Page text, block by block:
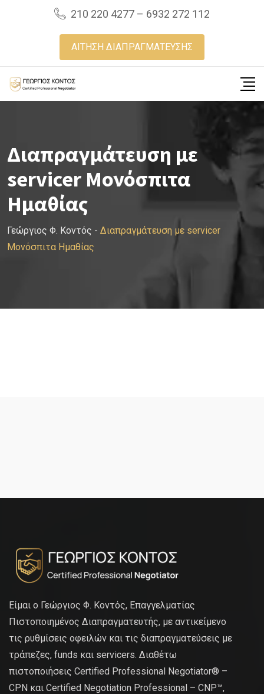
210 220 4277 – 6932 272 112
ΑΙΤΗΣΗ ΔΙΑΠΡΑΓΜΑΤΕΥΣΗΣ
Διαπραγμάτευση με
servicer Μονόσπιτα
Ημαθίας
Γεώργιος Φ. Κοντός - Διαπραγμάτευση με servicer
Μονόσπιτα Ημαθίας
Είμαι ο Γεώργιος Φ. Κοντός, Επαγγελματίας
Πιστοποιημένος Διαπραγματευτής, με αντικείμενο
τις ρυθμίσεις οφειλών και τις διαπραγματεύσεις με
τράπεζες, funds και servicers. Διαθέτω
πιστοποιήσεις Certified Professional Negotiator® –
CPN και Certified Negotiation Professional – CNP™,